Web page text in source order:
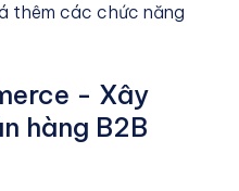
thêm các chức năng
- Xây
hàng B2B